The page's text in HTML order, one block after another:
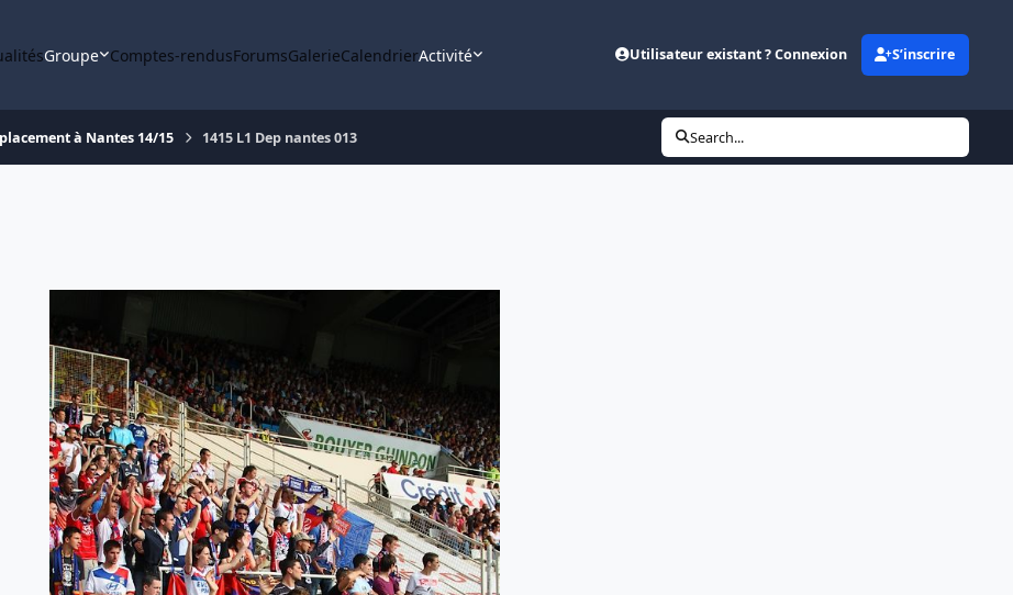
Groupe Comptes-rendusForumsGalerieCalendrierActivité Utilisateur existant ? Connexion S’inscrire
à Nantes 14/15 1415 L1 Dep nantes 013 Search...